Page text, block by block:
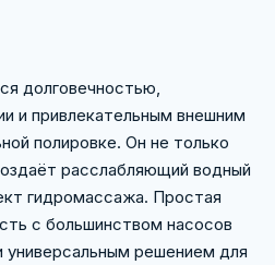
долговечностью,
и привлекательным внешним
полировке. Он не только
расслабляющий водный
гидромассажа. Простая
с большинством насосов
универсальным решением для